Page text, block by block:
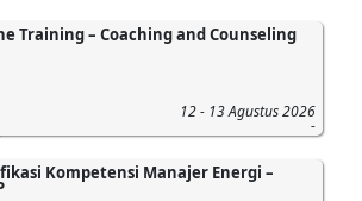
Training – Coaching and Counseling
12 - 13 Agustus 2026
-
Kompetensi Manajer Energi –